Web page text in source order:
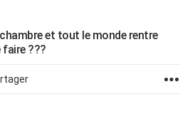
et tout le monde rentre
???